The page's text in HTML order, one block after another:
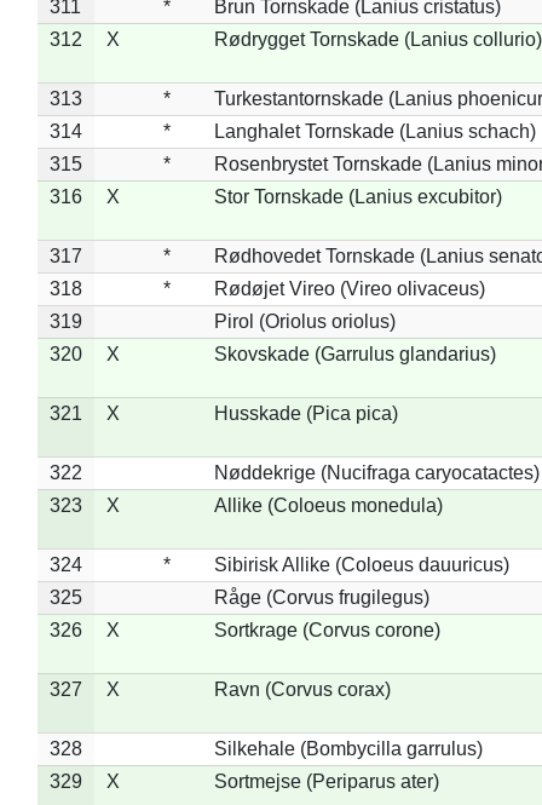
311 *
Brun Tornskade (Lanius cristatus)
312
X Rødrygget Tornskade (Lanius collurio)
313 *
Turkestantornskade (Lanius
314
*
Langhalet Tornskade (Lanius schach)
315
*
Rosenbrystet Tornskade (Lanius
316
X Stor Tornskade (Lanius excubitor)
317 *
Rødhovedet Tornskade (Lanius
318
*
Rødøjet Vireo (Vireo olivaceus)
319
Pirol (Oriolus oriolus)
320
X Skovskade (Garrulus glandarius)
321 X Husskade (Pica pica)
322
Nøddekrige (Nucifraga caryocatactes)
323
X Allike (Coloeus monedula)
324 *
Sibirisk Allike (Coloeus dauuricus)
325
Råge (Corvus frugilegus)
326
X Sortkrage (Corvus corone)
327 X Ravn (Corvus corax)
328
Silkehale (Bombycilla garrulus)
329
X Sortmejse (Periparus ater)